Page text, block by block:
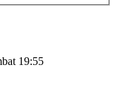
19:55